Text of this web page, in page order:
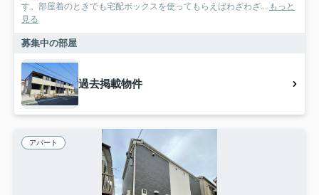
す。部屋着のときでも宅配ボックスを使ってもらえばわざわざ... もっと
見る
募集中の部屋
過去掲載物件
アパート